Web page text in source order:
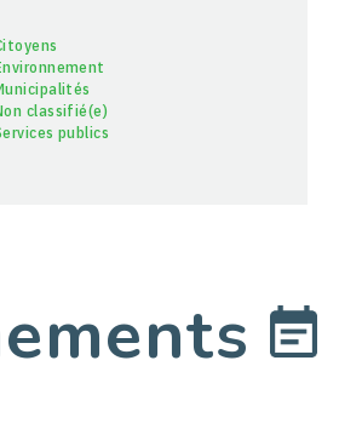
classifié(e)
publics